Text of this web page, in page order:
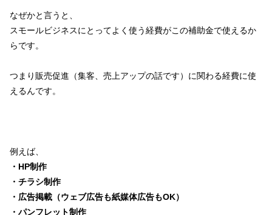
なぜかと言うと、
スモールビジネスにとってよく使う経費がこの補助金で使えるか
らです。
つまり販売促進（集客、売上アップの話です）に関わる経費に使
えるんです。
例えば、
・HP制作
・チラシ制作
・広告掲載（ウェブ広告も紙媒体広告もOK）
・パンフレット制作